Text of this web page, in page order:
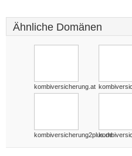
Ähnliche Domänen
kombiversicherung.at
kombiversicherung2plus.de